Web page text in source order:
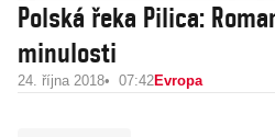
Polská řeka Pilica:
minulosti
24. října 2018 07:42Evropa